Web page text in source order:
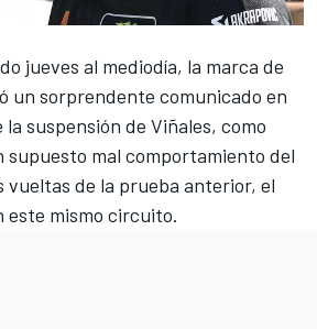
jueves al mediodía, la marca de
un sorprendente comunicado en
la suspensión de Viñales, como
supuesto mal comportamiento del
vueltas de la prueba anterior, el
este mismo circuito.